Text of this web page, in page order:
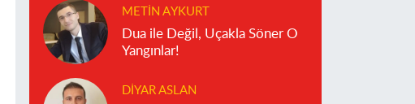
METIN AYKURT
Dua ile Değil, Uçakla Söner O
Yangınlar!
DIYAR ASLAN